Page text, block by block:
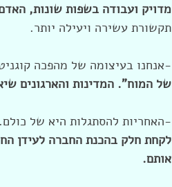
מדויק ועבודה בשפות שונות,
תקשורת עשירה ויעילה יותר.
-אנחנו בעיצומה של מהפכה
של המוח". המדינות והארגונים
-האחריות להסתגלות היא של
אותם.